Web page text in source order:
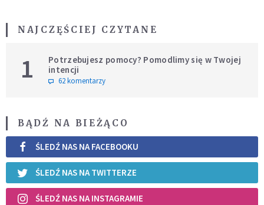
NAJCZĘŚCIEJ CZYTANE
1
Potrzebujesz pomocy? Pomodlimy się w Twojej
intencji
62 komentarzy
BĄDŹ NA BIEŻĄCO
ŚLEDŹ NAS NA FACEBOOKU
ŚLEDŹ NAS NA TWITTERZE
ŚLEDŹ NAS NA INSTAGRAMIE